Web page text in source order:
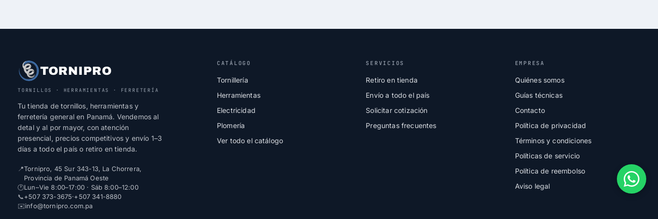
TORNIPRO
TORNILLOS · HERRAMIENTAS · FERRETERÍA
Tu tienda de tornillos, herramientas y
ferretería general en Panamá. Vendemos al
detal y al por mayor, con atención
presencial, precios competitivos y envío 1–3
días a todo el país o retiro en tienda.
📍Tornipro, 45 Sur 343-13, La Chorrera,
Provincia de Panamá Oeste
🕐Lun–Vie 8:00–17:00 · Sáb 8:00–12:00
📞+507 373-3675·+507 341-8880
✉️info@tornipro.com.pa
CATÁLOGO
Tornillería
Herramientas
Electricidad
Plomería
Ver todo el catálogo
SERVICIOS
Retiro en tienda
Envío a todo el país
Solicitar cotización
Preguntas frecuentes
EMPRESA
Quiénes somos
Guías técnicas
Contacto
Política de privacidad
Términos y condiciones
Políticas de servicio
Política de reembolso
Aviso legal